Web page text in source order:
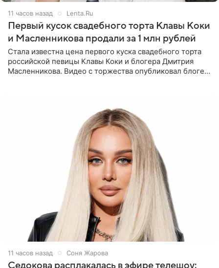
11 часов назад Lenta.Ru
Первый кусок свадебного торта Клавы Коки
и Масленникова продали за 1 млн рублей
Стала известна цена первого куска свадебного торта
российской певицы Клавы Коки и блогера Дмитрия
Масленникова. Видео с торжества опубликовал блогер
11 часов назад Соня Жарова
Седокова расплакалась в эфире телешоу: